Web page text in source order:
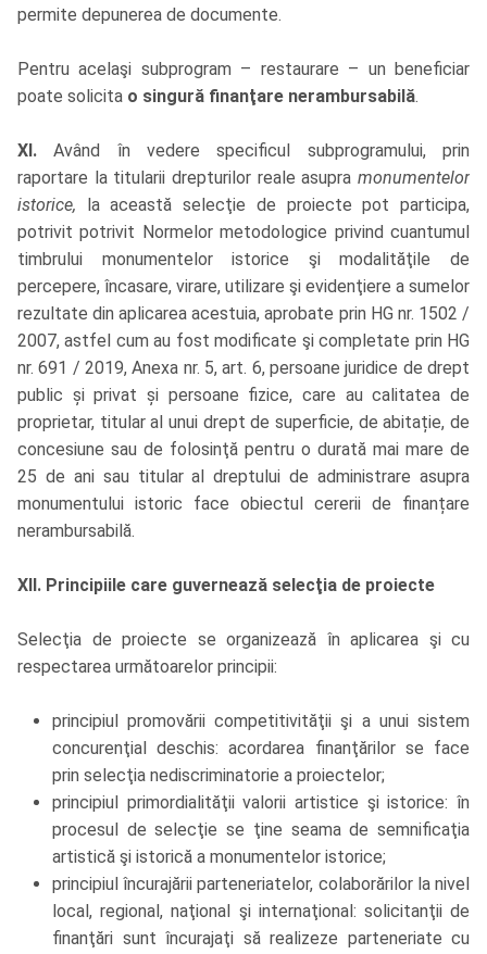
permite depunerea de documente.
Pentru acelaşi subprogram – restaurare – un beneficiar
poate solicita o singură finanţare nerambursabilă.
XI. Având în vedere specificul subprogramului, prin
raportare la titularii drepturilor reale asupra monumentelor
istorice, la această selecţie de proiecte pot participa,
potrivit potrivit Normelor metodologice privind cuantumul
timbrului monumentelor istorice şi modalităţile de
percepere, încasare, virare, utilizare şi evidenţiere a sumelor
rezultate din aplicarea acestuia, aprobate prin HG nr. 1502 /
2007, astfel cum au fost modificate şi completate prin HG
nr. 691 / 2019, Anexa nr. 5, art. 6, persoane juridice de drept
public și privat și persoane fizice, care au calitatea de
proprietar, titular al unui drept de superficie, de abitație, de
concesiune sau de folosinţă pentru o durată mai mare de
25 de ani sau titular al dreptului de administrare asupra
monumentului istoric face obiectul cererii de finanțare
nerambursabilă.
XII. Principiile care guvernează selecţia de proiecte
Selecţia de proiecte se organizează în aplicarea şi cu
respectarea următoarelor principii:
principiul promovării competitivităţii şi a unui sistem
concurenţial deschis: acordarea finanţărilor se face
prin selecţia nediscriminatorie a proiectelor;
principiul primordialităţii valorii artistice şi istorice: în
procesul de selecţie se ţine seama de semnificaţia
artistică şi istorică a monumentelor istorice;
principiul încurajării parteneriatelor, colaborărilor la nivel
local, regional, naţional şi internaţional: solicitanţii de
finanţări sunt încurajaţi să realizeze parteneriate cu